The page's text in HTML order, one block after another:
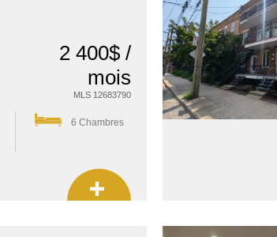
2 400$ /
mois
MLS 12683790
6 Chambres